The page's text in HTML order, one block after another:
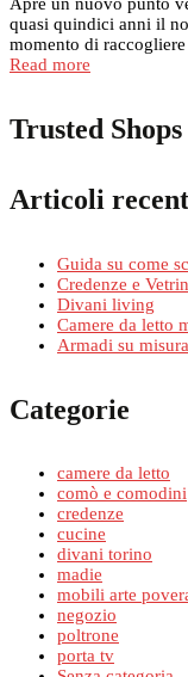
quasi quindici anni il
momento di
Read more
Trusted
Articoli
Guida su come
Credenze e
Divani living
Camere da letto
Armadi su misura
Categorie
camere da letto
comò e comodini
credenze
cucine
divani torino
madie
mobili arte
negozio
poltrone
porta tv